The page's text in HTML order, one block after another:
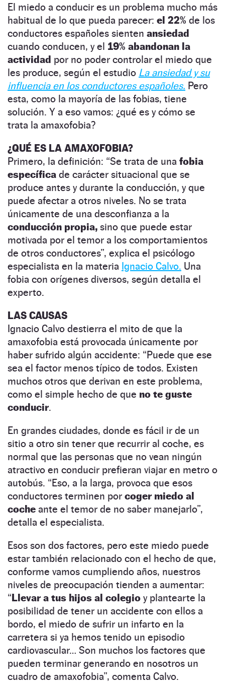
El miedo a conducir es un problema mucho más
habitual de lo que pueda parecer: el 22% de los
conductores españoles sienten ansiedad
cuando conducen, y el 19% abandonan la
actividad por no poder controlar el miedo que
les produce, según el estudio La ansiedad y su
influencia en los conductores españoles. Pero
esta, como la mayoría de las fobias, tiene
solución. Y a eso vamos: ¿qué es y cómo se
trata la amaxofobia?
¿QUÉ ES LA AMAXOFOBIA?
Primero, la definición: “Se trata de una fobia
específica de carácter situacional que se
produce antes y durante la conducción, y que
puede afectar a otros niveles. No se trata
únicamente de una desconfianza a la
conducción propia, sino que puede estar
motivada por el temor a los comportamientos
de otros conductores”, explica el psicólogo
especialista en la materia Ignacio Calvo. Una
fobia con orígenes diversos, según detalla el
experto.
LAS CAUSAS
Ignacio Calvo destierra el mito de que la
amaxofobia está provocada únicamente por
haber sufrido algún accidente: “Puede que ese
sea el factor menos típico de todos. Existen
muchos otros que derivan en este problema,
como el simple hecho de que no te guste
conducir.
En grandes ciudades, donde es fácil ir de un
sitio a otro sin tener que recurrir al coche, es
normal que las personas que no vean ningún
atractivo en conducir prefieran viajar en metro o
autobús. “Eso, a la larga, provoca que esos
conductores terminen por coger miedo al
coche ante el temor de no saber manejarlo”,
detalla el especialista.
Esos son dos factores, pero este miedo puede
estar también relacionado con el hecho de que,
conforme vamos cumpliendo años, nuestros
niveles de preocupación tienden a aumentar:
“Llevar a tus hijos al colegio y plantearte la
posibilidad de tener un accidente con ellos a
bordo, el miedo de sufrir un infarto en la
carretera si ya hemos tenido un episodio
cardiovascular… Son muchos los factores que
pueden terminar generando en nosotros un
cuadro de amaxofobia”, comenta Calvo.